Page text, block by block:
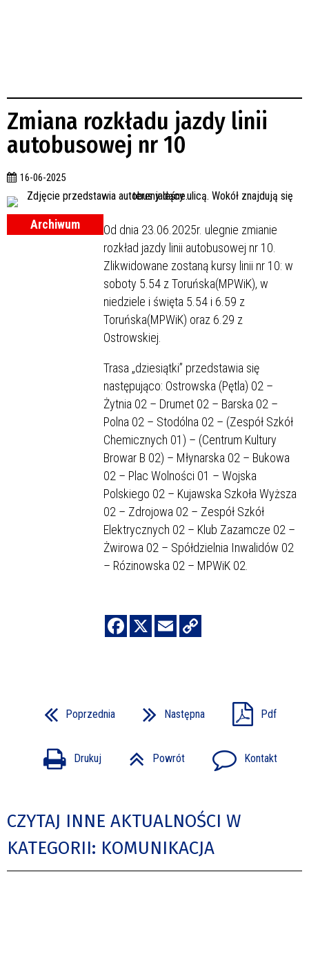
Zmiana rozkładu jazdy linii
autobusowej nr 10
16-06-2025
Archiwum
Od dnia 23.06.2025r. ulegnie zmianie
rozkład jazdy linii autobusowej nr 10.
Zlikwidowane zostaną kursy linii nr 10: w
soboty 5.54 z Toruńska(MPWiK), w
niedziele i święta 5.54 i 6.59 z
Toruńska(MPWiK) oraz 6.29 z
Ostrowskiej.
Trasa „dziesiątki” przedstawia się
następująco: Ostrowska (Pętla) 02 –
Żytnia 02 – Drumet 02 – Barska 02 –
Polna 02 – Stodólna 02 – (Zespół Szkół
Chemicznych 01) – (Centrum Kultury
Browar B 02) – Młynarska 02 – Bukowa
02 – Plac Wolności 01 – Wojska
Polskiego 02 – Kujawska Szkoła Wyższa
02 – Zdrojowa 02 – Zespół Szkół
Elektrycznych 02 – Klub Zazamcze 02 –
Żwirowa 02 – Spółdzielnia Inwalidów 02
– Rózinowska 02 – MPWiK 02.
Poprzednia Następna Pdf
Drukuj Powrót Kontakt
CZYTAJ INNE AKTUALNOŚCI W
KATEGORII: KOMUNIKACJA